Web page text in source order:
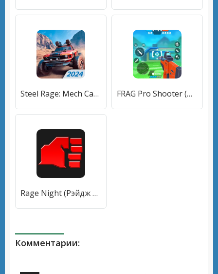
Steel Rage: Mech Cars PvP War (Стил Рейдж) [МОД Много денег] APK Android FRAG Pro Shooter (ФРАГ Про Шутер) [МОД Unlocked] APK Android
Rage Night (Рэйдж Найт) [МОД Много денег] APK Android
Комментарии: